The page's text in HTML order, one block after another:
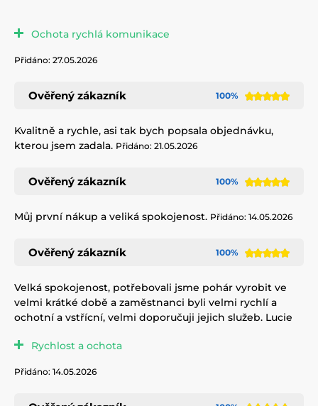
Ochota rychlá komunikace
Přidáno: 27.05.2026
Ověřený zákazník 100%
Kvalitně a rychle, asi tak bych popsala objednávku,
kterou jsem zadala. Přidáno: 21.05.2026
Ověřený zákazník 100%
Můj první nákup a veliká spokojenost. Přidáno: 14.05.2026
Ověřený zákazník 100%
Velká spokojenost, potřebovali jsme pohár vyrobit ve
velmi krátké době a zaměstnanci byli velmi rychlí a
ochotní a vstřícní, velmi doporučuji jejich služeb. Lucie
Rychlost a ochota
Přidáno: 14.05.2026